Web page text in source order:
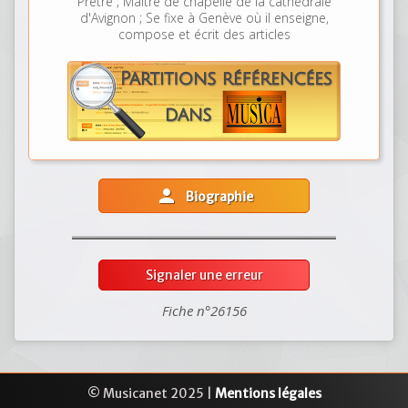
d'Avignon ; Se fixe à Genève où il enseigne,
compose et écrit des articles
person Biographie
Signaler une erreur
Fiche n°26156
© Musicanet 2025 | Mentions légales